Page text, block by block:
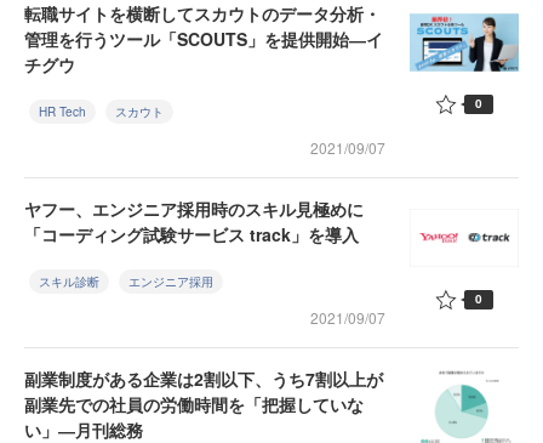
転職サイトを横断してスカウトのデータ分析・
管理を行うツール「SCOUTS」を提供開始―イ
チグウ
HR Tech スカウト
2021/09/07
0
ヤフー、エンジニア採用時のスキル見極めに
「コーディング試験サービス track」を導入
スキル診断 エンジニア採用
2021/09/07
0
副業制度がある企業は2割以下、うち7割以上が
副業先での社員の労働時間を「把握していな
い」―月刊総務